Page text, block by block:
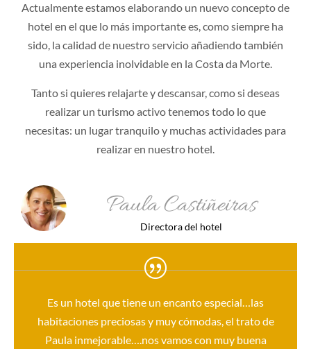
Actualmente estamos elaborando un nuevo concepto de
hotel en el que lo más importante es, como siempre ha
sido, la calidad de nuestro servicio añadiendo también
una experiencia inolvidable en la Costa da Morte.
Tanto si quieres relajarte y descansar, como si deseas
realizar un turismo activo tenemos todo lo que
necesitas: un lugar tranquilo y muchas actividades para
realizar en nuestro hotel.
Paula Castiñeiras
Directora del hotel
Es un hotel que tiene un encanto especial…las
habitaciones preciosas y muy cómodas, el trato de
Paula inmejorable….nos vamos con muy buena